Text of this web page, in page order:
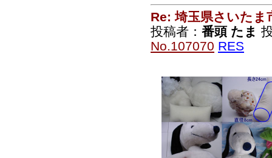
Re: 埼玉県さいたま
投稿者： 番頭 たま
No.107070 RES